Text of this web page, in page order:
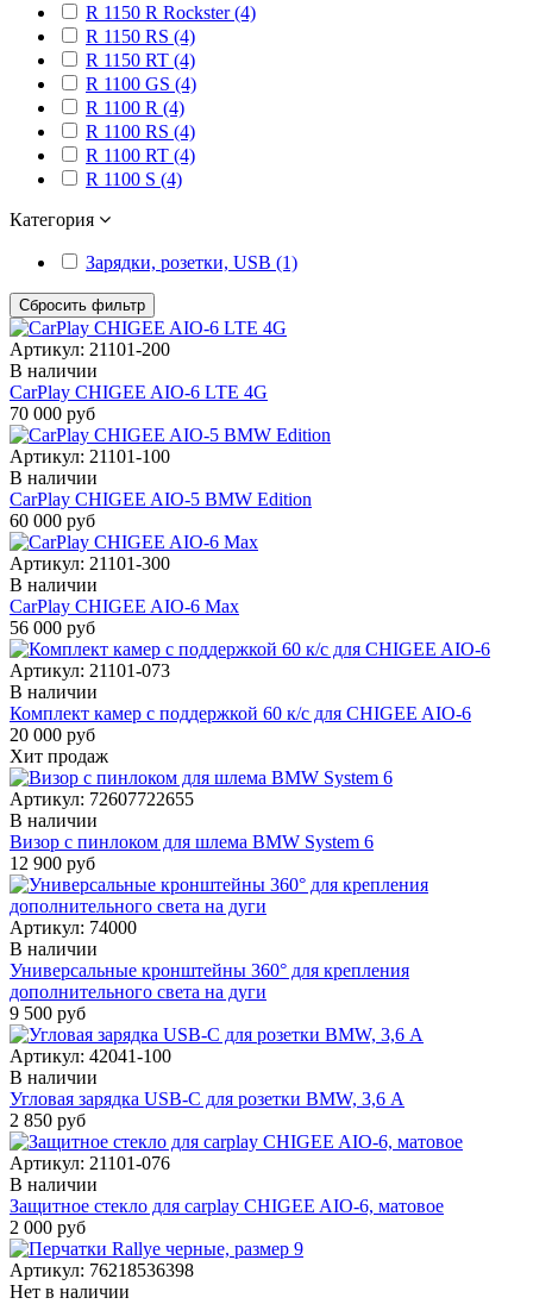
R 1150 R Rockster (4)
R 1150 RS (4)
R 1150 RT (4)
R 1100 GS (4)
R 1100 R (4)
R 1100 RS (4)
R 1100 RT (4)
R 1100 S (4)
Категория
Зарядки, розетки, USB (1)
Сбросить фильтр
Артикул: 21101-200
В наличии
CarPlay CHIGEE AIO-6 LTE 4G
70 000 руб
Артикул: 21101-100
В наличии
CarPlay CHIGEE AIO-5 BMW Edition
60 000 руб
Артикул: 21101-300
В наличии
CarPlay CHIGEE AIO-6 Max
56 000 руб
Артикул: 21101-073
В наличии
Комплект камер с поддержкой 60 к/с для CHIGEE AIO-6
20 000 руб
Хит продаж
Артикул: 72607722655
В наличии
Визор с пинлоком для шлема BMW System 6
12 900 руб
Артикул: 74000
В наличии
Универсальные кронштейны 360° для крепления
дополнительного света на дуги
9 500 руб
Артикул: 42041-100
В наличии
Угловая зарядка USB-C для розетки BMW, 3,6 А
2 850 руб
Артикул: 21101-076
В наличии
Защитное стекло для carplay CHIGEE AIO-6, матовое
2 000 руб
Артикул: 76218536398
Нет в наличии